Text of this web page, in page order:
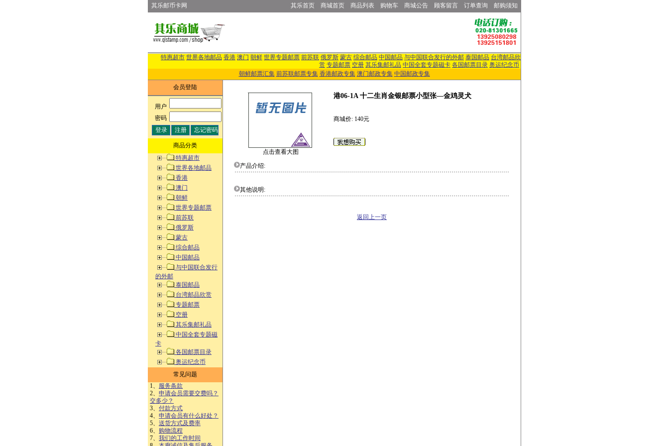
其乐邮币卡网 其乐首页 商城首页 商品列表 购物车 商城公告 顾客留言 订单查询 邮购须知
特惠超市 世界各地邮品 香港 澳门 朝鲜 世界专题邮票 前苏联 俄罗斯 蒙古 综合邮品 中国邮品 与中国联合发行的外邮 泰国邮品 台湾邮品欣
赏 专题邮票 空册 其乐集邮礼品 中国全套专题磁卡 各国邮票目录 奥运纪念币
朝鲜邮票汇集 前苏联邮票专集 香港邮政专集 澳门邮政专集 中国邮政专集
会员登陆
用户:
密码:
商品分类
特惠超市
世界各地邮品
香港
澳门
朝鲜
世界专题邮票
前苏联
俄罗斯
蒙古
综合邮品
中国邮品
与中国联合发行
的外邮
泰国邮品
台湾邮品欣赏
专题邮票
空册
其乐集邮礼品
中国全套专题磁
卡
各国邮票目录
奥运纪念币
常见问题
1、 服务条款
2、 申请会员需要交费吗？
交多少？
3、 付款方式
4、 申请会员有什么好处？
5、 送货方式及费率
6、 购物流程
7、 我们的工作时间
点击查看大图
港06-1A 十二生肖金银邮票小型张—金鸡灵犬
商城价: 140元
产品介绍:
其他说明:
返回上一页